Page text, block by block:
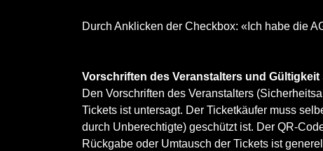
Durch Anklicken der Checkbox: «Ich habe die
Vorschriften des Veranstalters und
Den Vorschriften des Veranstalters
Tickets ist untersagt. Der Ticketkäufer muss
durch Unberechtigte) geschützt ist. Der QR-
Rückgabe oder Umtausch der Tickets ist